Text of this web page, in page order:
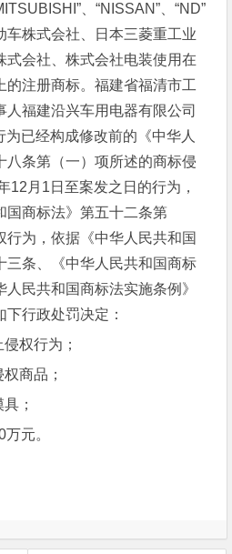
、“NISSAN”、“ND”
车株式会社、日本三菱重工业
式会社、株式会社电装使用在
的注册商标。福建省福清市工
福建沿兴车用电器有限公司
已经构成修改前的《中华人
八条第（一）项所述的商标侵
12月1日至案发之日的行为，
国商标法》第五十二条第
行为，依据《中华人民共和国
三条、《中华人民共和国商标
民共和国商标法实施条例》
行政处罚决定：
权行为；
商品；
；
元。